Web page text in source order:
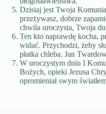
Dzisiaj jest Twoja
przeżywasz, dobrze
chwila uroczysta, Twoja
Ten kto naprawdę kocha,
widać. Przychodzi, żeby
płatka chleba. Jan
W uroczystym dniu I
Bożych, opieki Jezusa
opromieniał swym